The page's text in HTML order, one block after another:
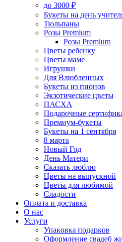
до 3000 ₽
Букеты на день
Тюльпаны
Розы Premium
Розы Premium
Цветы ребенку
Цветы маме
Игрушки
Для Влюбленных
Букеты из пионов
Экзотические цветы
ПАСХА
Подарочные
Премиум-букеты
Букеты на 1 сентября
8 марта
Новый Год
День Матери
Сказать люблю
Цветы на выпускной
Цветы для любимой
Сладости
Оплата и доставка
О нас
Услуги
Упаĸовĸа подарĸов
Оформление свадеб